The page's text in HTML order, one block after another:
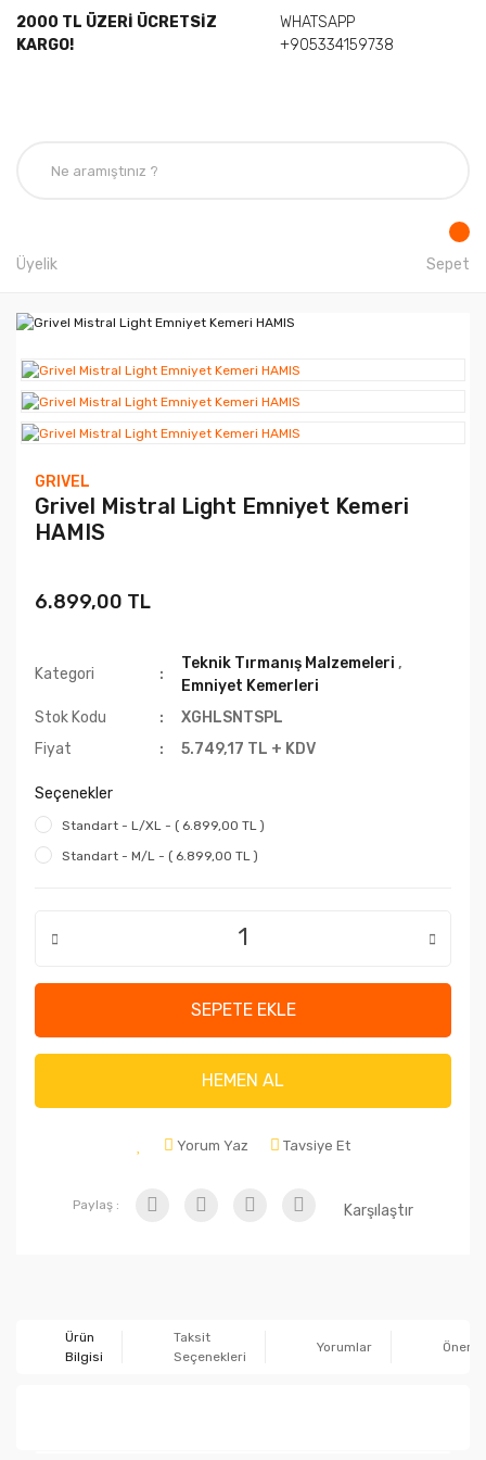
2000 TL ÜZERİ ÜCRETSİZ
KARGO!
WHATSAPP
+905334159738
Üyelik Sepet
GRIVEL
Grivel Mistral Light Emniyet Kemeri
HAMIS
6.899,00 TL
Kategori
Teknik Tırmanış Malzemeleri ,
Emniyet Kemerleri
Stok Kodu
XGHLSNTSPL
Fiyat
5.749,17 TL + KDV
Seçenekler
Standart - L/XL - ( 6.899,00 TL )
Standart - M/L - ( 6.899,00 TL )
SEPETE EKLE
HEMEN AL
Yorum Yaz Tavsiye Et
Paylaş : Karşılaştır
Ürün
Bilgisi
Taksit
Seçenekleri
Yorumlar